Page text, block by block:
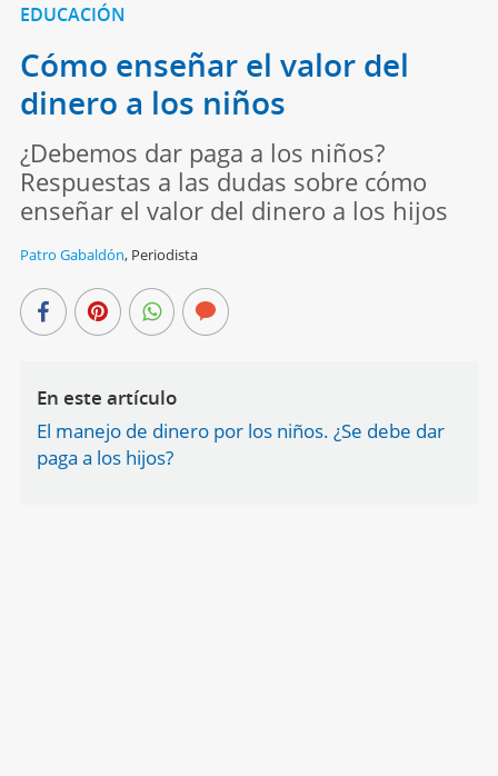
EDUCACIÓN
Cómo enseñar el valor del
dinero a los niños
¿Debemos dar paga a los niños?
Respuestas a las dudas sobre cómo
enseñar el valor del dinero a los hijos
Patro Gabaldón, Periodista
En este artículo
El manejo de dinero por los niños. ¿Se debe dar
paga a los hijos?